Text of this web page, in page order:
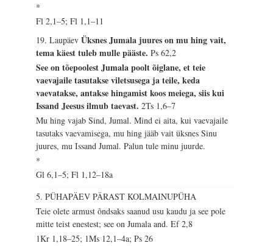
*
Fl 2,1–5; Fl 1,1–11
19. LaupäevÜksnes Jumala juures on mu hing vait,
tema käest tuleb mulle pääste.Ps 62,2
See on tõepoolest Jumala poolt õiglane, et teie
vaevajaile tasutakse viletsusega ja teile, keda
vaevatakse, antakse hingamist koos meiega, siis kui
Issand Jeesus ilmub taevast.2Ts 1,6–7
Mu hing vajab Sind, Jumal. Mind ei aita, kui vaevajaile
tasutaks vaevamisega, mu hing jääb vait üksnes Sinu
juures, mu Issand Jumal. Palun tule minu juurde.
*
Gl 6,1–5; Fl 1,12–18a
5. PÜHAPÄEV PÄRAST KOLMAINUPÜHA
Teie olete armust õndsaks saanud usu kaudu ja see pole
mitte teist enestest; see on Jumala and.Ef 2,8
1Kr 1,18–25; 1Ms 12,1–4a; Ps 26